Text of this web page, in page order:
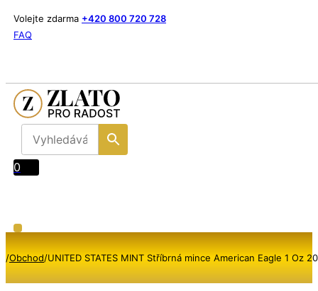
Volejte zdarma +420 800 720 728
FAQ
0
/Obchod/UNITED STATES MINT Stříbrná mince American Eagle 1 Oz